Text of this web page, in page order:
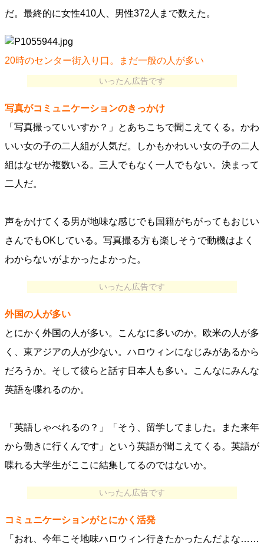
だ。最終的に女性410人、男性372人まで数えた。
20時のセンター街入り口。まだ一般の人が多い
いったん広告です
写真がコミュニケーションのきっかけ
「写真撮っていいすか？」とあちこちで聞こえてくる。かわ
いい女の子の二人組が人気だ。しかもかわいい女の子の二人
組はなぜか複数いる。三人でもなく一人でもない。決まって
二人だ。
声をかけてくる男が地味な感じでも国籍がちがってもおじい
さんでもOKしている。写真撮る方も楽しそうで動機はよく
わからないがよかったよかった。
いったん広告です
外国の人が多い
とにかく外国の人が多い。こんなに多いのか。欧米の人が多
く、東アジアの人が少ない。ハロウィンになじみがあるから
だろうか。そして彼らと話す日本人も多い。こんなにみんな
英語を喋れるのか。
「英語しゃべれるの？」「そう、留学してました。また来年
から働きに行くんです」という英語が聞こえてくる。英語が
喋れる大学生がここに結集してるのではないか。
いったん広告です
コミュニケーションがとにかく活発
「おれ、今年こそ地味ハロウィン行きたかったんだよな……